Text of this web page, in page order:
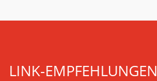
LINK-EMPFEHLUNGEN